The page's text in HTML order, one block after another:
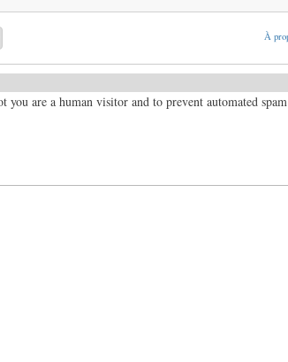
À
are a human visitor and to prevent automated